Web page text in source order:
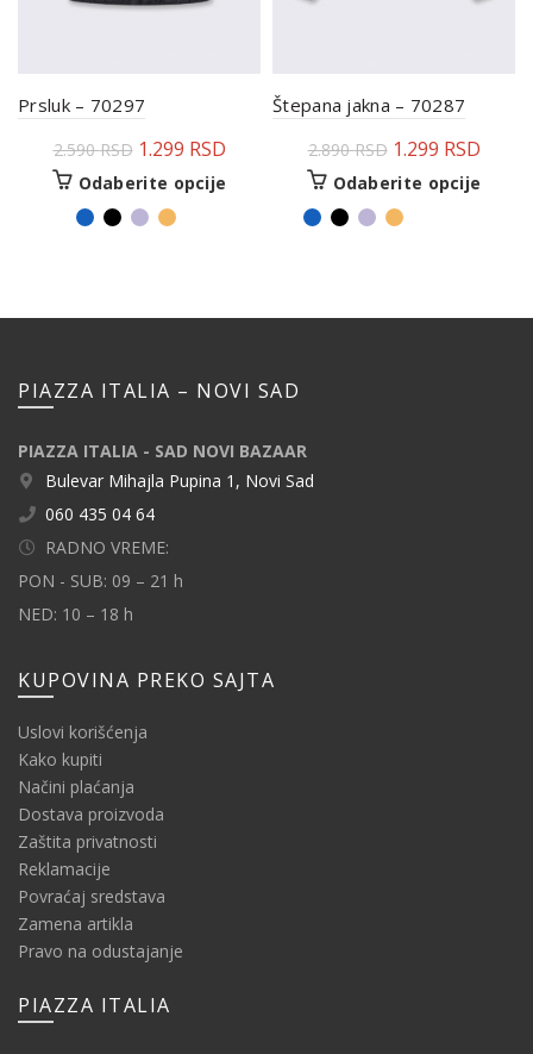
Prsluk – 70297
2.590RSD 1.299 RSD
Odaberite opcije
Štepana jakna – 70287
2.890RSD 1.299 RSD
Odaberite opcije
PIAZZA ITALIA – NOVI SAD
PIAZZA ITALIA - SAD NOVI BAZAAR
Bulevar Mihajla Pupina 1, Novi Sad
060 435 04 64
RADNO VREME:
PON - SUB: 09 – 21 h
NED: 10 – 18 h
KUPOVINA PREKO SAJTA
Uslovi korišćenja
Kako kupiti
Načini plaćanja
Dostava proizvoda
Zaštita privatnosti
Reklamacije
Povraćaj sredstava
Zamena artikla
Pravo na odustajanje
PIAZZA ITALIA